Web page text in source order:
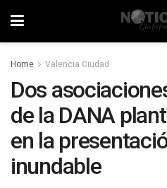
Home Valencia Ciudad
Dos
de la DANA
en la
inundable